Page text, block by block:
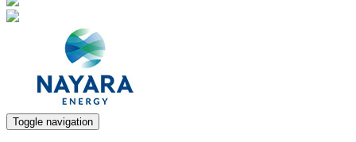
Toggle navigation